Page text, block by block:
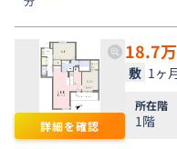
詳細を確認
18.7
敷 1ヶ
所在階
1階